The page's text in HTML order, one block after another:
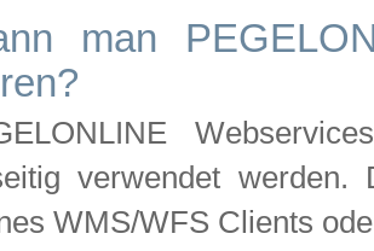
man
verwendet
WMS/WFS Clients